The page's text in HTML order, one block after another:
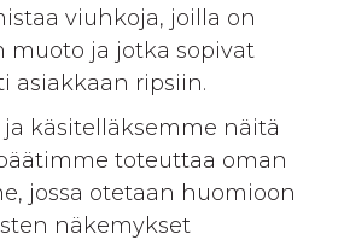
viuhkoja, joilla on
muoto ja jotka sopivat
asiakkaan ripsiin.
käsitelläksemme näitä
toteuttaa oman
jossa otetaan huomioon
näkemykset